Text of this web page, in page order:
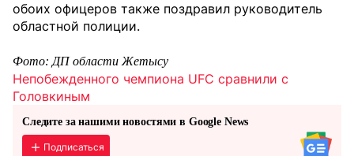
обоих офицеров также поздравил руководитель
областной полиции.
Фото: ДП области Жетысу
Непобежденного чемпиона UFC сравнили с
Головкиным
Следите за нашими новостями в Google News
Подписаться